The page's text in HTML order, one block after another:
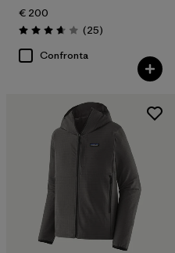
€ 200
Valutazione: 3.7 / 5
(25Recensioni
)
Confronta